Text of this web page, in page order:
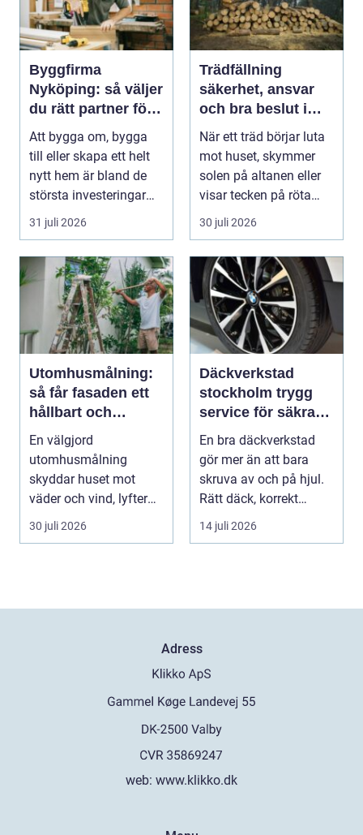
Byggfirma
Nyköping: så väljer
du rätt partner för
ditt projekt
Att bygga om, bygga
till eller skapa ett helt
nytt hem är bland de
största investeringar
m...
31 juli 2026
Trädfällning
säkerhet, ansvar
och bra beslut i
trädgården
När ett träd börjar luta
mot huset, skymmer
solen på altanen eller
visar tecken på röta
uppstår ofta...
30 juli 2026
Utomhusmålning:
så får fasaden ett
hållbart och
vackert resultat
En välgjord
utomhusmålning
skyddar huset mot
väder och vind, lyfter
helhetsintrycket...
30 juli 2026
Däckverkstad
stockholm trygg
service för säkra
mil året runt
En bra däckverkstad
gör mer än att bara
skruva av och på hjul.
Rätt däck, korrekt
montering och rege...
14 juli 2026
Adress
web: www.klikko.dk